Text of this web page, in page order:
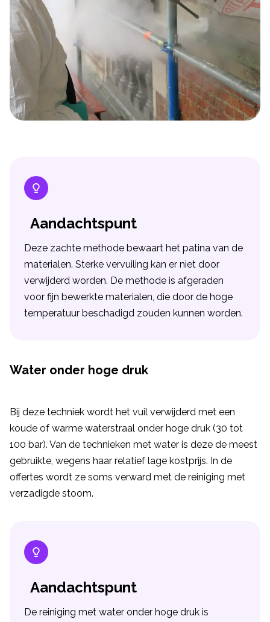
Aandachtspunt
Deze zachte methode bewaart het patina van de
materialen. Sterke vervuiling kan er niet door
verwijderd worden. De methode is afgeraden
voor fijn bewerkte materialen, die door de hoge
temperatuur beschadigd zouden kunnen worden.
Water onder hoge druk
Bij deze techniek wordt het vuil verwijderd met een
koude of warme waterstraal onder hoge druk (30 tot
100 bar). Van de technieken met water is deze de meest
gebruikte, wegens haar relatief lage kostprijs. In de
offertes wordt ze soms verward met de reiniging met
verzadigde stoom.
Aandachtspunt
De reiniging met water onder hoge druk is